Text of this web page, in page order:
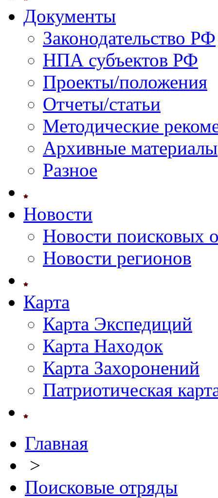
Документы
Законодательство РФ
НПА субъектов РФ
Проекты/положения
Отчеты/статьи
Методические
Архивные материалы
Разное
Новости
Новости поисковых
Новости регионов
Карта
Карта Экспедиций
Карта Находок
Карта Захоронений
Патриотическая
Главная
>
Поисковые отряды